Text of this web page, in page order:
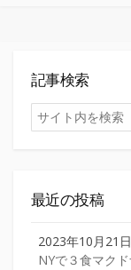
記事検索
検
索
最近の投稿
2023年10月21日
NYで３食マク